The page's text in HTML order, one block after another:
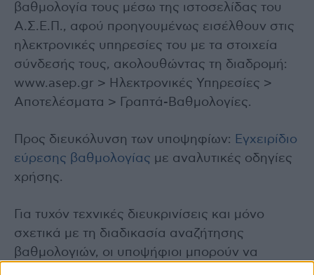
βαθμολογία τους μέσω της ιστοσελίδας του
Α.Σ.Ε.Π., αφού προηγουμένως εισέλθουν στις
ηλεκτρονικές υπηρεσίες του με τα στοιχεία
σύνδεσής τους, ακολουθώντας τη διαδρομή:
www.asep.gr > Ηλεκτρονικές Υπηρεσίες >
Αποτελέσματα > Γραπτά-Βαθμολογίες.
Προς διευκόλυνση των υποψηφίων: Εγχειρίδιο
εύρεσης βαθμολογίας με αναλυτικές οδηγίες
χρήσης.
Για τυχόν τεχνικές διευκρινίσεις και μόνο
σχετικά με τη διαδικασία αναζήτησης
βαθμολογιών, οι υποψήφιοι μπορούν να